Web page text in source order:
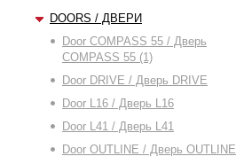
DOORS / ДВЕРИ
Door COMPASS 55 / Дверь
COMPASS 55 (1)
Door DRIVE / Дверь DRIVE
Door L16 / Дверь L16
Door L41 / Дверь L41
Door OUTLINE / Дверь OUTLINE